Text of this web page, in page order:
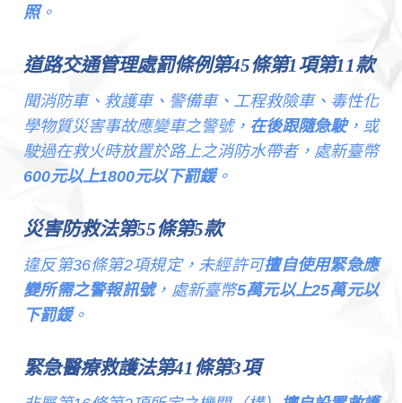
照。
道路交通管理處罰條例第45條第1項第11款
聞消防車、救護車、警備車、工程救險車、毒性化
學物質災害事故應變車之警號， 在後跟隨急駛，或
駛過在救火時放置於路上之消防水帶者，處新臺幣
600元以上1800元以下罰鍰。
災害防救法第55條第5款
違反第36條第2項規定，未經許可擅自使用緊急應
變所需之警報訊號，處新臺幣5萬元以上25萬元以
下罰鍰。
緊急醫療救護法第41條第3項